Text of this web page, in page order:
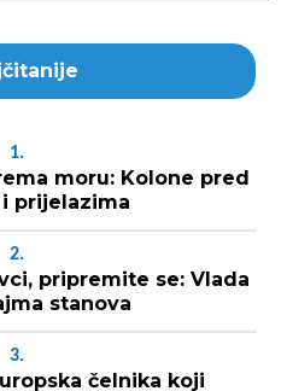
1.
moru: Kolone pred
prijelazima
2.
pripremite se: Vlada
stanova
3.
čelnika koji